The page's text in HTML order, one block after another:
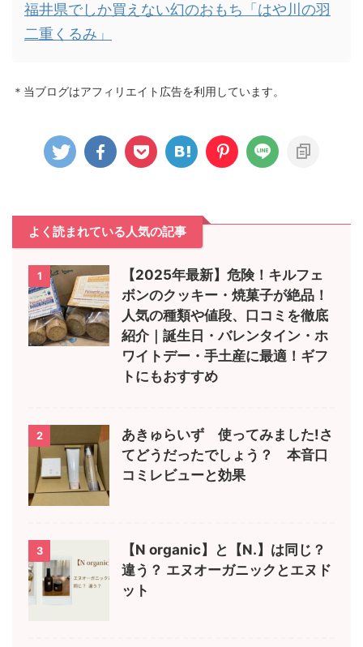
福井県でしか買えない幻のおもち「はや川の羽
二重くるみ」
＊当ブログはアフィリエイト広告を利用しています。
よく読まれている人気の記事
1
【2025年最新】危険！キルフェ
ボンのクッキー・焼菓子が絶品！
人気の種類や値段、口コミを徹底
紹介｜誕生日・バレンタイン・ホ
ワイトデー・手土産に最適！ギフ
トにもおすすめ
2
あきゅらいず 使ってみました!さ
てどうだったでしょう？ 本音口
コミレビューと効果
3
【N organic】と【N.】は同じ？
違う？ エヌオーガニックとエヌド
ット